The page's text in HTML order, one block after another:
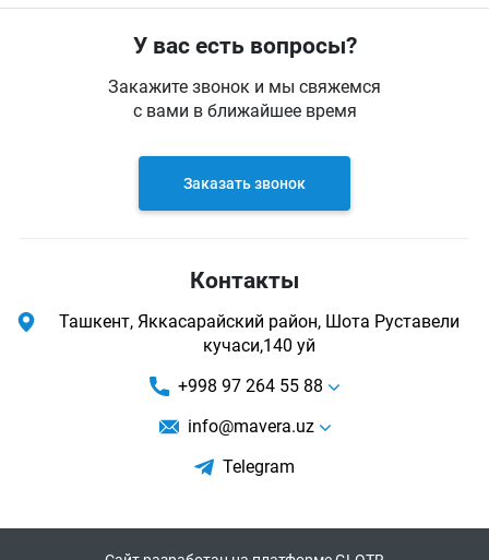
У вас есть вопросы?
Закажите звонок и мы свяжемся
с вами в ближайшее время
Заказать звонок
Контакты
Ташкент, Яккасарайский район, Шота Руставели
кучаси,140 уй
+998 97 264 55 88
info@mavera.uz
Telegram